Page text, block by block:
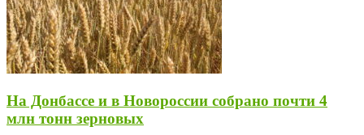
На Донбассе и в Новороссии собрано почти 4
млн тонн зерновых